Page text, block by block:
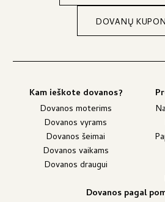
DOVANŲ
Kam ieškote dovanos?
Dovanos moterims
Dovanos vyrams
Dovanos šeimai
Dovanos vaikams
Dovanos draugui
Dovanos pagal